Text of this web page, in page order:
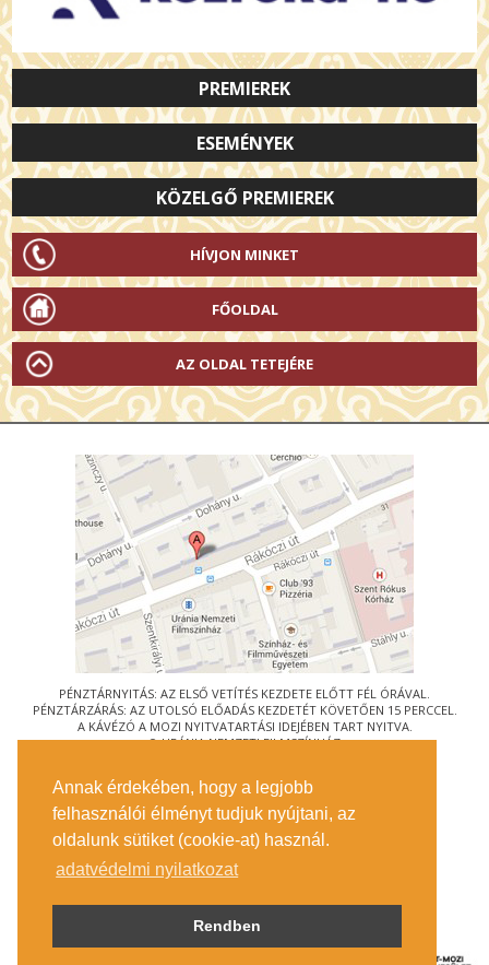
Annak érdekében, hogy a legjobb
felhasználói élményt tudjuk nyújtani, az
oldalunk sütiket (cookie-at) használ.
adatvédelmi nyilatkozat
Rendben
PREMIEREK
ESEMÉNYEK
KÖZELGŐ PREMIEREK
HÍVJON MINKET
FŐOLDAL
AZ OLDAL TETEJÉRE
PÉNZTÁRNYITÁS: AZ ELSŐ VETÍTÉS KEZDETE ELŐTT FÉL ÓRÁVAL.
PÉNZTÁRZÁRÁS: AZ UTOLSÓ ELŐADÁS KEZDETÉT KÖVETŐEN 15 PERCCEL.
A KÁVÉZÓ A MOZI NYITVATARTÁSI IDEJÉBEN TART NYITVA.
© URÁNIA NEMZETI FILMSZÍNHÁZ
1088 BUDAPEST, RÁKÓCZI ÚT 21.
MEGKÖZELÍTÉS
JEGYINFORMÁCIÓ
ÍRJON NEKÜNK!
KÖZÉRDEKŰ ADATOK